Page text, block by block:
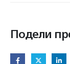
Подели